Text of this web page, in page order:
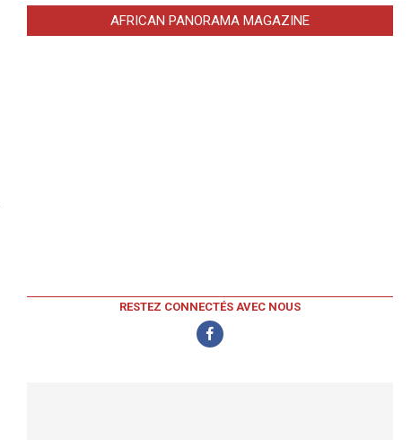
AFRICAN PANORAMA MAGAZINE
RESTEZ CONNECTÉS AVEC NOUS